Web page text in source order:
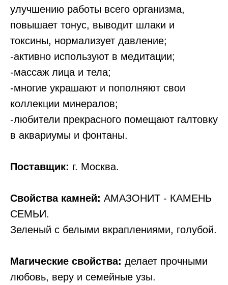
улучшению работы всего организма,
повышает тонус, выводит шлаки и
токсины, нормализует давление;
-активно используют в медитации;
-массаж лица и тела;
-многие украшают и пополняют свои
коллекции минералов;
-любители прекрасного помещают галтовку
в аквариумы и фонтаны.
Поставщик: г. Москва.
Свойства камней: АМАЗОНИТ - КАМЕНЬ
СЕМЬИ.
Зеленый с белыми вкраплениями, голубой.
Магические свойства: делает прочными
любовь, веру и семейные узы.